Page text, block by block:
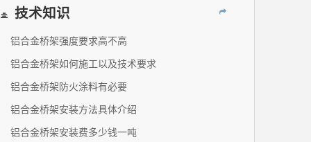
技术知识
铝合金桥架强度要求高不高
铝合金桥架如何施工以及技术要求
铝合金桥架防火涂料有必要
铝合金桥架安装方法具体介绍
铝合金桥架安装费多少钱一吨